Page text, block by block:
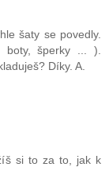
šaty se povedly.
boty, šperky ... ).
Díky. A.
si to za to, jak k